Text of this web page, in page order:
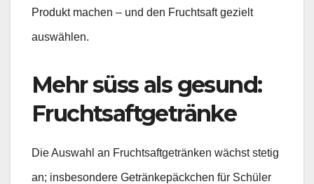
Produkt machen – und den Fruchtsaft gezielt
auswählen.
Mehr süss als gesund:
Fruchtsaftgetränke
Die Auswahl an Fruchtsaftgetränken wächst stetig
an; insbesondere Getränkepäckchen für Schüler